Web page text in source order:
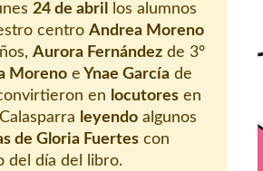
24 de abril
los alumnos
centro Andrea Moreno
Aurora Fernández de 3º
Moreno e Ynae García de
en locutores en
leyendo algunos
de Gloria Fuertes con
del día del libro.